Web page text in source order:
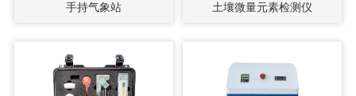
手持气象站 土壤微量元素检测仪